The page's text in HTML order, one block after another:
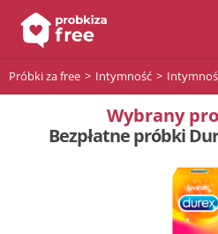
Próbki za free Intymność
Wybrany
Bezpłatne próbki